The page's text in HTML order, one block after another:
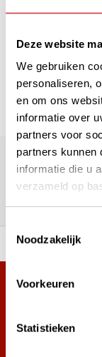
Deze website
We gebruiken
personaliseren,
en om ons
informatie over
partners voor
partners kunnen
informatie die u
verzameld op
Noodzakelijk
Voorkeuren
Statistieken
Über 180.000
Shops, TrustPilot,
Kunden
an Top-Marken!
Mehr als
Melde dich für